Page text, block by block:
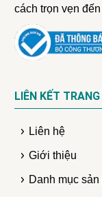
cách trọn vẹn
LIÊN KẾT
Liên hệ
Giới thiệu
Danh mục sản